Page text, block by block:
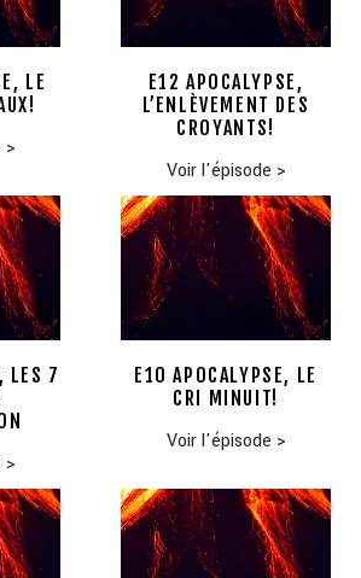
LE
>
E12 APOCALYPSE,
L’ENLÈVEMENT DES
CROYANTS!
Voir l'épisode >
LES 7
>
E10 APOCALYPSE, LE
CRI MINUIT!
Voir l'épisode >